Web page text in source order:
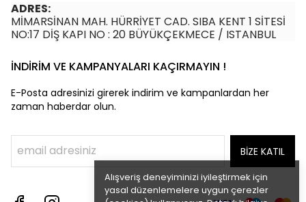
Alışveriş deneyiminizi iyileştirmek için
yasal düzenlemelere uygun çerezler
ADRES:
MİMARSİNAN MAH. HÜRRİYET CAD. SIBA KENT 1 SİTESİ
NO:17 DİŞ KAPI NO : 20 BÜYÜKÇEKMECE / ISTANBUL
İNDİRİM VE KAMPANYALARI KAÇIRMAYIN !
E-Posta adresinizi girerek indirim ve kampanlardan her
zaman haberdar olun.
BİZE KATIL